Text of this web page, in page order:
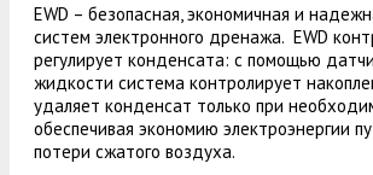
EWD – безопасная, экономичная и
систем электронного дренажа. EWD
регулирует конденсата: с помощью
жидкости система контролирует
удаляет конденсат только при
обеспечивая экономию электроэнергии
потери сжатого воздуха.